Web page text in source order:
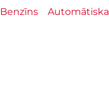
Benzīns Automātiska